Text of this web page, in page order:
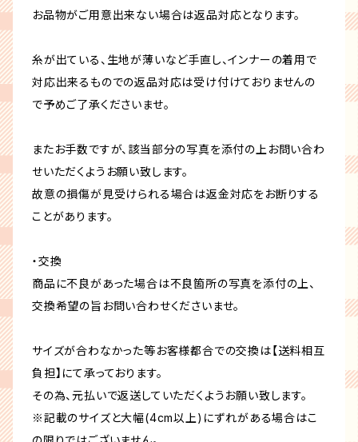
お品物がご用意出来ない場合は返品対応となります。
糸が出ている、生地が薄いなど手直し、インナーの着用で
対応出来るものでの返品対応は受け付けておりませんの
で予めご了承くださいませ。
またお手数ですが、該当部分の写真を添付の上お問い合わ
せいただくようお願い致します。
故意の損傷が見受けられる場合は返金対応をお断りする
ことがあります。
・交換
商品に不良があった場合は不良箇所の写真を添付の上、
交換希望の旨お問い合わせくださいませ。
サイズが合わなかった等お客様都合での交換は【送料相互
負担】にて承っております。
その為、元払いで返送していただくようお願い致します。
※記載のサイズと大幅(4cm以上)にずれがある場合はこ